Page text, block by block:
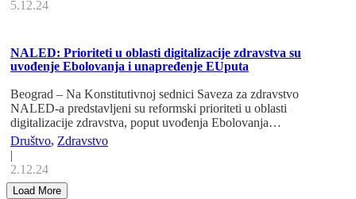
5.12.24
NALED: Prioriteti u oblasti digitalizacije zdravstva su
uvođenje Ebolovanja i unapređenje EUputa
Beograd – Na Konstitutivnoj sednici Saveza za zdravstvo
NALED-a predstavljeni su reformski prioriteti u oblasti
digitalizacije zdravstva, poput uvođenja Ebolovanja…
Društvo, Zdravstvo
2.12.24
Load More